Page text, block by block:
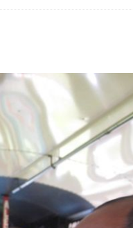
avioneta de la playa
de manera sostenible
Baréin
BARÉIN
de Malabo GUINEA